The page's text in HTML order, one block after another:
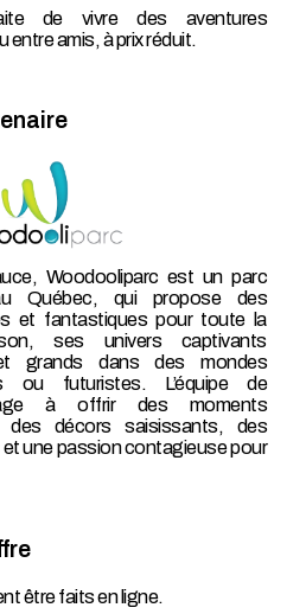
de vivre des aventures
entre amis, à prix réduit.
Woodooliparc est un parc
Québec, qui propose des
et fantastiques pour toute la
ses univers captivants
grands dans des mondes
ou futuristes. L’équipe de
à offrir des moments
des décors saisissants, des
une passion contagieuse pour
être faits en ligne.